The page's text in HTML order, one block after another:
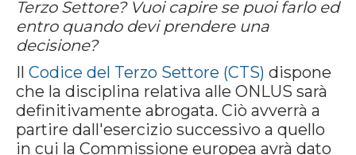
Terzo Settore? Vuoi capire se puoi farlo ed
entro quando devi prendere una
decisione?
Il Codice del Terzo Settore (CTS) dispone
che la disciplina relativa alle ONLUS sarà
definitivamente abrogata. Ciò avverrà a
partire dall'esercizio successivo a quello
in cui la Commissione europea avrà dato